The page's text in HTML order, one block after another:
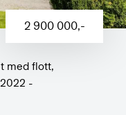
2 900 000,-
med flott,
-